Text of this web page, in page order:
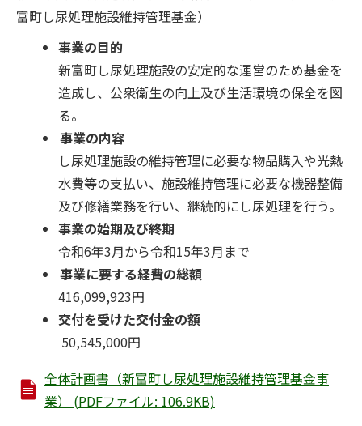
富町し尿処理施設維持管理基金）
事業の目的
新富町し尿処理施設の安定的な運営のため基金を
造成し、公衆衛生の向上及び生活環境の保全を図
る。
事業の内容
し尿処理施設の維持管理に必要な物品購入や光熱
水費等の支払い、施設維持管理に必要な機器整備
及び修繕業務を行い、継続的にし尿処理を行う。
事業の始期及び終期
令和6年3月から令和15年3月まで
事業に要する経費の総額
416,099,923円
交付を受けた交付金の額
50,545,000円
全体計画書（新富町し尿処理施設維持管理基金事
業） (PDFファイル: 106.9KB)